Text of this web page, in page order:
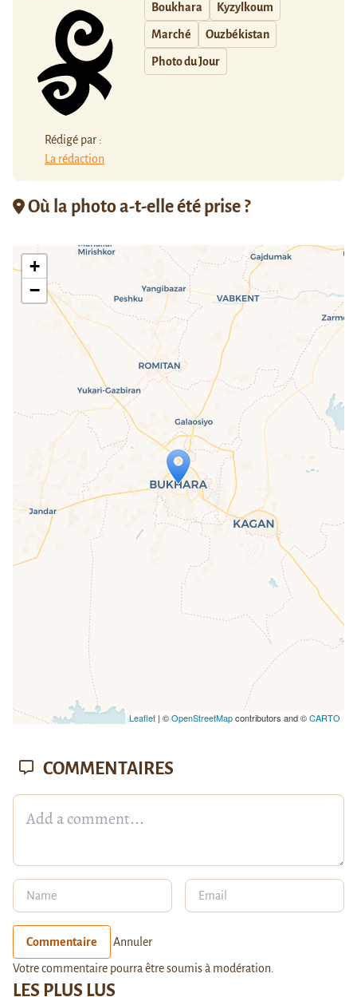
Rédigé par :
La rédaction
Boukhara Kyzylkoum
Marché Ouzbékistan
Photo du Jour
Où la photo a-t-elle été prise ?
Travelers' Map is loading...
If you see this after your page is
loaded completely, leafletJS files are
missing.
+
−
Leaflet| ©OpenStreetMapcontributors and ©CARTO
LES PLUS LUS
COMMENTAIRES
Commentaire Annuler
Votre commentaire pourra être soumis à modération.